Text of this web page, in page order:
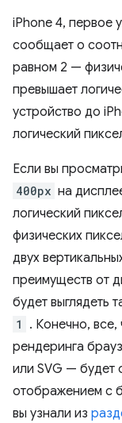
iPhone 4, первое
сообщает о
равном 2 —
превышает
устройство до
логический
Если вы
400px на
логический
физических
двух
преимуществ от
будет выглядеть
1
. Конечно,
рендеринга
или SVG — будет
отображением с
вы узнали из